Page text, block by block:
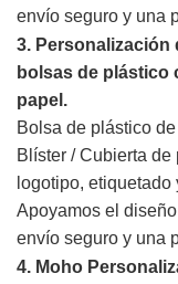
envío seguro y una
3. Personalización
bolsas de plástico
papel.
Bolsa de plástico
Blíster / Cubierta de
logotipo,
Apoyamos el
envío seguro y una
4. Moho